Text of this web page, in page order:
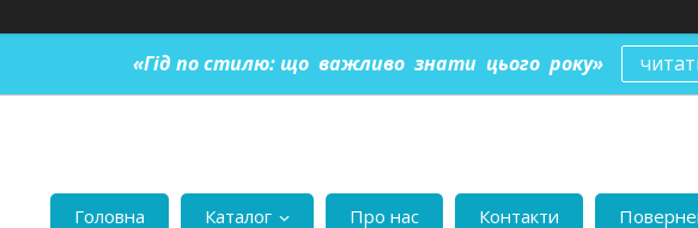
«Гід по стилю: що важливо знати цього року»
Головна Каталог Про нас Контакти